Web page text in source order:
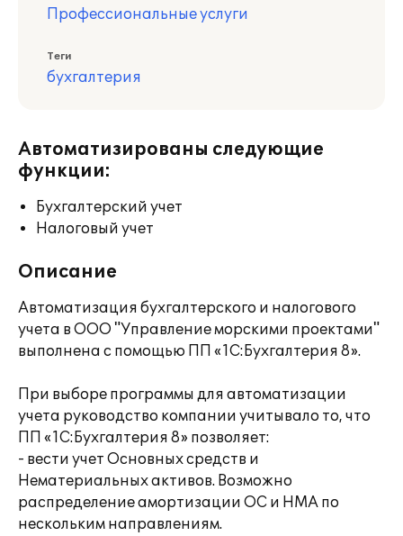
Профессиональные услуги
Теги
бухгалтерия
Автоматизированы следующие
функции:
Бухгалтерский учет
Налоговый учет
Описание
Автоматизация бухгалтерского и налогового
учета в ООО "Управление морскими проектами"
выполнена с помощью ПП «1С:Бухгалтерия 8».
При выборе программы для автоматизации
учета руководство компании учитывало то, что
ПП «1С:Бухгалтерия 8» позволяет:
- вести учет Основных средств и
Нематериальных активов. Возможно
распределение амортизации ОС и НМА по
нескольким направлениям.